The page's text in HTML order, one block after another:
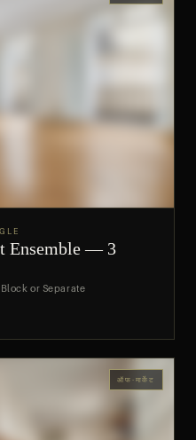
Ensemble — 3
Block or Separate
ऑफ-मार्केट